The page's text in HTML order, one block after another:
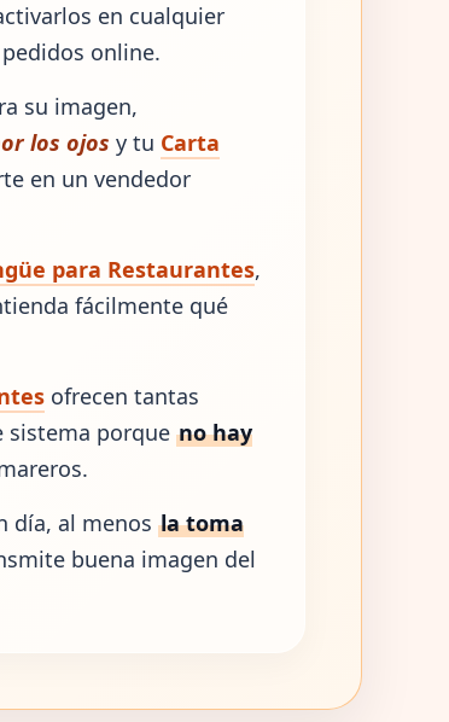
en cualquier
online.
su imagen,
los ojos y tu Carta
en un vendedor
para Restaurantes,
fácilmente qué
ofrecen tantas
sistema porqueno hay
día, al menosla toma
buena imagen del